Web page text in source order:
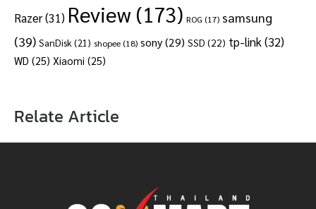
Razer(31) Review (173) ROG (17) samsung
(39) SanDisk (21) shopee (18) sony(29) SSD (22) tp-link(32)
WD (25) Xiaomi (25)
Relate Article